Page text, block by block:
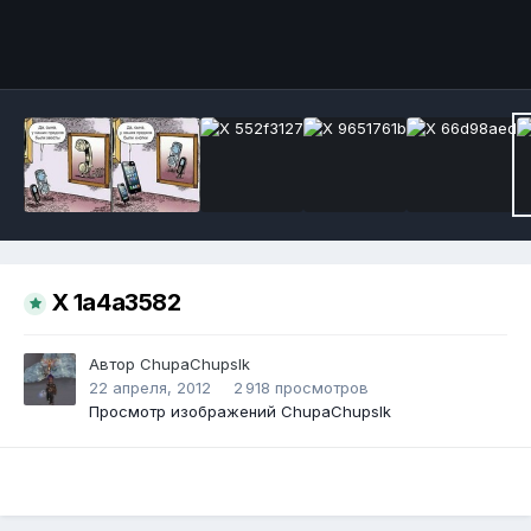
X 1a4a3582
Автор ChupaChupslk
22 апреля, 2012
2 918 просмотров
Просмотр изображений ChupaChupslk